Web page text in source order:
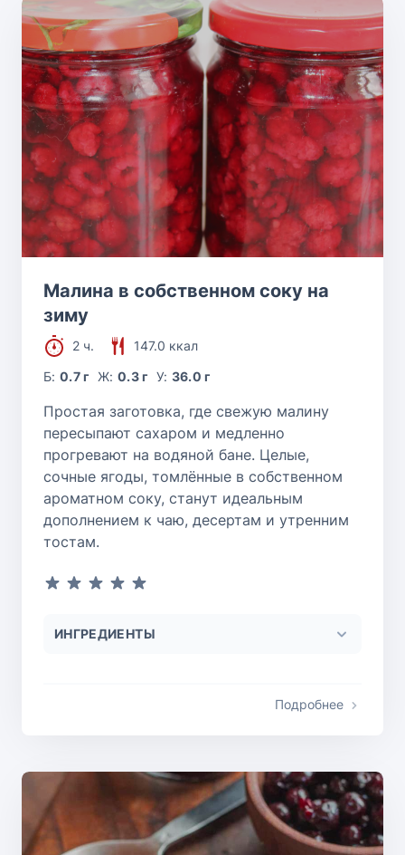
Малина в собственном соку на
зиму
2 ч.
147.0 ккал
Б:0.7 г Ж: 0.3 г У: 36.0 г
Простая заготовка, где свежую малину
пересыпают сахаром и медленно
прогревают на водяной бане. Целые,
сочные ягоды, томлённые в собственном
ароматном соку, станут идеальным
дополнением к чаю, десертам и утренним
тостам.
ИНГРЕДИЕНТЫ
Подробнее